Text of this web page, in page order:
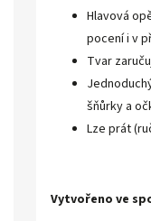
Hlavová
pocení i v
Tvar
šňůrky a
Lze prát
Vytvořeno ve